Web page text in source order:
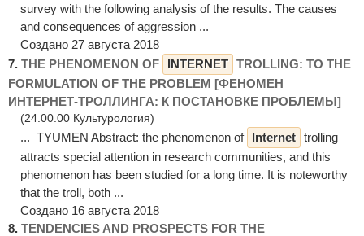
survey with the following analysis of the results. The causes
and consequences of aggression ...
Создано 27 августа 2018
7. THE PHENOMENON OF INTERNET TROLLING: TO THE
FORMULATION OF THE PROBLEM [ФЕНОМЕН
ИНТЕРНЕТ-ТРОЛЛИНГА: К ПОСТАНОВКЕ ПРОБЛЕМЫ]
(24.00.00 Культурология)
... TYUMEN Abstract: the phenomenon of Internet trolling
attracts special attention in research communities, and this
phenomenon has been studied for a long time. It is noteworthy
that the troll, both ...
Создано 16 августа 2018
8. TENDENCIES AND PROSPECTS FOR THE